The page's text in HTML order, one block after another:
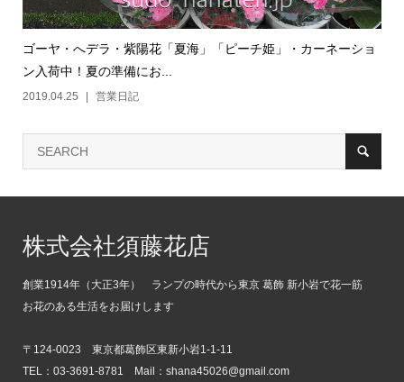
ゴーヤ・へデラ・紫陽花「夏海」「ピーチ姫」・カーネーショ
ン入荷中！夏の準備にお...
2019.04.25 営業日記
株式会社須藤花店
創業1914年（大正3年） ランプの時代から東京 葛飾 新小岩で花一筋
お花のある生活をお届けします
〒124-0023 東京都葛飾区東新小岩1-1-11
TEL：03-3691-8781 Mail：shana45026@gmail.com